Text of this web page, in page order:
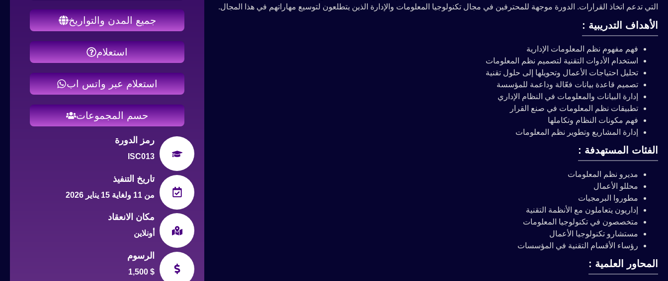
التي تدعم اتخاذ القرارات. الدورة موجهة للمحترفين في مجال تكنولوجيا المعلومات والإدارة الذين يتطلعون لتوسيع مهاراتهم في هذا المجال.
الأهداف التدريبية :
فهم مفهوم نظم المعلومات الإدارية
استخدام الأدوات التقنية لتصميم نظم المعلومات
تحليل احتياجات الأعمال وتحويلها إلى حلول تقنية
تصميم قاعدة بيانات فعّالة وداعمة للمؤسسة
إدارة البيانات والمعلومات في النظام الإداري
تطبيقات نظم المعلومات في صنع القرار
فهم مكونات النظام وتكاملها
إدارة المشاريع وتطوير نظم المعلومات
الفئات المستهدفة :
مديرو نظم المعلومات
محللو الأعمال
مطوروا البرمجيات
إداريون يتعاملون مع الأنظمة التقنية
متخصصون في تكنولوجيا المعلومات
مستشارو تكنولوجيا الأعمال
رؤساء الأقسام التقنية في المؤسسات
المحاور العلمية :
جميع المدن والتواريخ
استعلام
استعلام عبر واتس اب
حسم المجموعات
رمز الدورة
ISC013
تاريخ التنفيذ
من 11 ولغاية 15 يناير 2026
مكان الانعقاد
أونلاين
الرسوم
1,500 $